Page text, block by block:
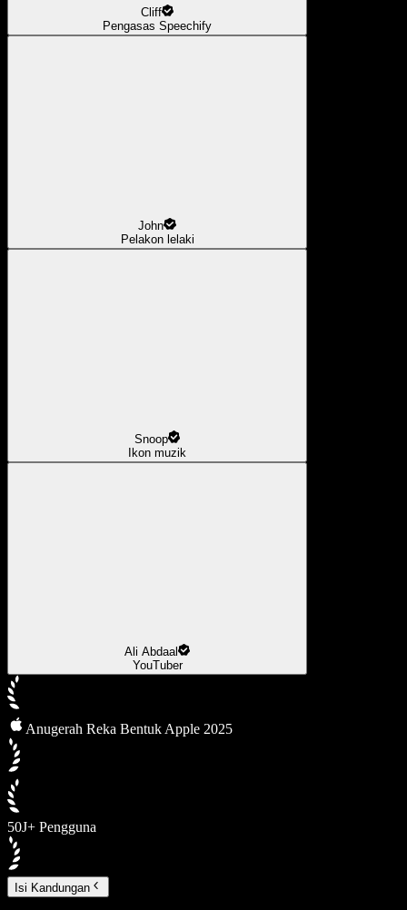
Cliff
Pengasas Speechify
John
Pelakon lelaki
Snoop
Ikon muzik
Ali Abdaal
YouTuber
Anugerah Reka Bentuk Apple 2025
50J+ Pengguna
Isi Kandungan